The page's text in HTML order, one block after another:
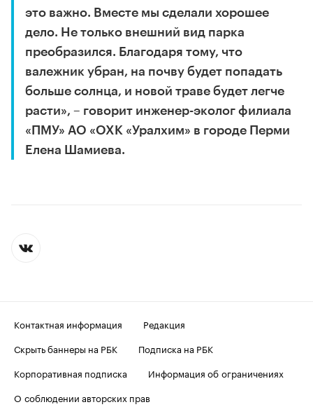
это важно. Вместе мы сделали хорошее
дело. Не только внешний вид парка
преобразился. Благодаря тому, что
валежник убран, на почву будет попадать
больше солнца, и новой траве будет легче
расти», – говорит инженер-эколог филиала
«ПМУ» АО «ОХК «Уралхим» в городе Перми
Елена Шамиева.
Контактная информация
Редакция
Скрыть баннеры на РБК
Подписка на РБК
Корпоративная подписка
Информация об ограничениях
О соблюдении авторских прав